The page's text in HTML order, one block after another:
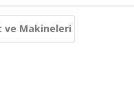
ve Makineleri